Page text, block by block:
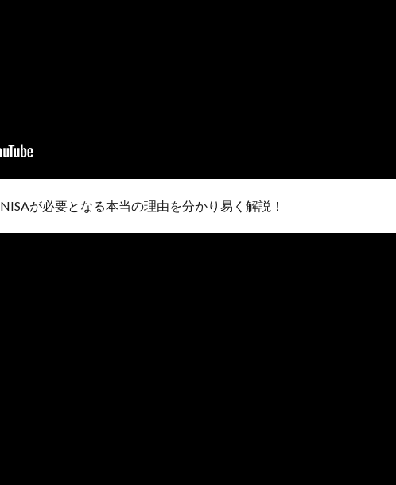
が必要となる本当の理由を分かり易く解説！